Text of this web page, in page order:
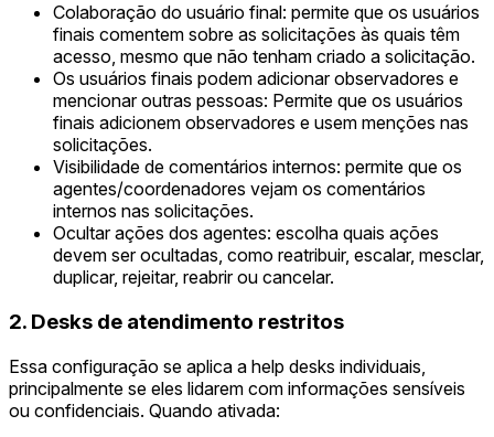
Colaboração do usuário final: permite que os usuários
finais comentem sobre as solicitações às quais têm
acesso, mesmo que não tenham criado a solicitação.
Os usuários finais podem adicionar observadores e
mencionar outras pessoas: Permite que os usuários
finais adicionem observadores e usem menções nas
solicitações.
Visibilidade de comentários internos: permite que os
agentes/coordenadores vejam os comentários
internos nas solicitações.
Ocultar ações dos agentes: escolha quais ações
devem ser ocultadas, como reatribuir, escalar, mesclar,
duplicar, rejeitar, reabrir ou cancelar.
2. Desks de atendimento restritos
Essa configuração se aplica a help desks individuais,
principalmente se eles lidarem com informações sensíveis
ou confidenciais. Quando ativada: